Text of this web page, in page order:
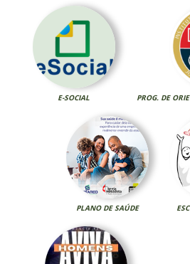
E-SOCIAL PROG. DE
PLANO DE SAÚDE